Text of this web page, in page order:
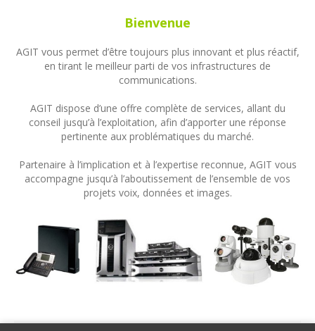
Bienvenue
AGIT vous permet d’être toujours plus innovant et plus réactif,
en tirant le meilleur parti de vos infrastructures de
communications.
AGIT dispose d’une offre complète de services, allant du
conseil jusqu’à l’exploitation, afin d’apporter une réponse
pertinente aux problématiques du marché.
Partenaire à l’implication et à l’expertise reconnue, AGIT vous
accompagne jusqu’à l’aboutissement de l’ensemble de vos
projets voix, données et images.